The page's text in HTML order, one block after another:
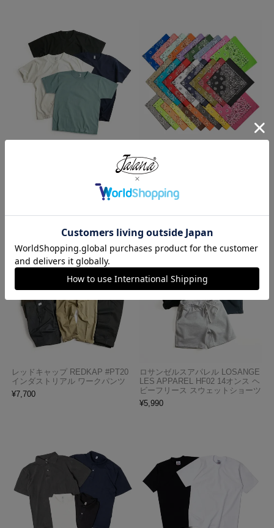
LES APPAREL 1203GD 8.5オンス
半袖 バインディング ガーメント
ナ アメリカ製 トラディショナル
ペイズリーTHE BANDANNA COM
¥770
レッドキャップ REDKAP #PT20
インダストリアル ワークパンツ
¥7,700
ロサンゼルスアパレル LOSANGE
LES APPAREL HF02 14オンス ヘ
ビーフリース スウェットショーツ
¥5,990